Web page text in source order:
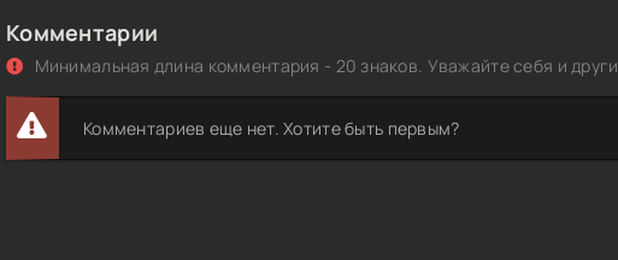
Комментарии
Минимальная длина комментария - 20 знаков. Уважайте себя и
Комментариев еще нет. Хотите быть первым?